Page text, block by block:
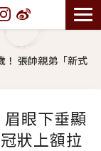
！ 張帥親弟「新式
眼下垂顯
狀上額拉